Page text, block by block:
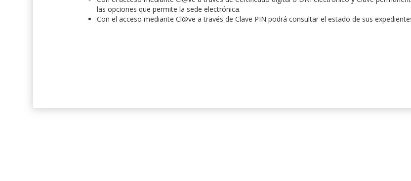
las opciones que permite la sede electrónica.
Con el acceso mediante Cl@ve a través de Clave PIN podrá consultar el estado de sus